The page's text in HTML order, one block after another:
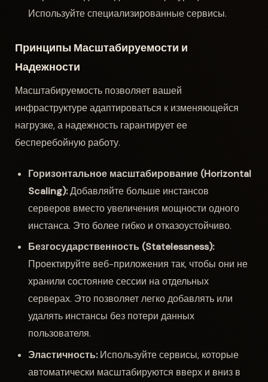
Используйте специализированные сервисы.
Принципы Масштабируемости и
Надежности
Масштабируемость позволяет вашей
инфраструктуре адаптироваться к изменяющейся
нагрузке, а надежность гарантирует ее
бесперебойную работу.
Горизонтальное масштабирование (Horizontal
Scaling):Добавляйте больше инстансов
серверов вместо увеличения мощности одного
инстанса. Это более гибко и отказоустойчиво.
Безгосударственность (Statelessness):
Проектируйте веб-приложения так, чтобы они не
хранили состояние сессии на отдельных
серверах. Это позволяет легко добавлять или
удалять инстансы без потери данных
пользователя.
Эластичность:Используйте сервисы, которые
автоматически масштабируются вверх и вниз в